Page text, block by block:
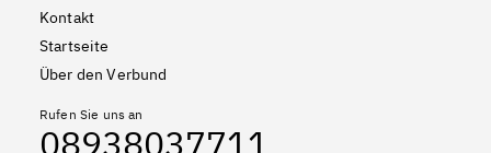
Kontakt
Startseite
Über den Verbund
Rufen Sie uns an
08938037711